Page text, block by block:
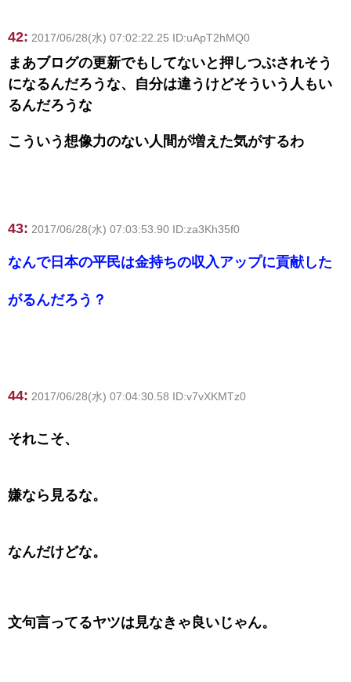
42: 2017/06/28(水) 07:02:22.25 ID:uApT2hMQ0
まあブログの更新でもしてないと押しつぶされそう
になるんだろうな、自分は違うけどそういう人もい
るんだろうな
こういう想像力のない人間が増えた気がするわ
43: 2017/06/28(水) 07:03:53.90 ID:za3Kh35f0
なんで日本の平民は金持ちの収入アップに貢献した
がるんだろう？
44: 2017/06/28(水) 07:04:30.58 ID:v7vXKMTz0
それこそ、
嫌なら見るな。
なんだけどな。
文句言ってるヤツは見なきゃ良いじゃん。